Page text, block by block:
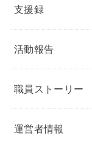
支援録
活動報告
職員ストーリー
運営者情報